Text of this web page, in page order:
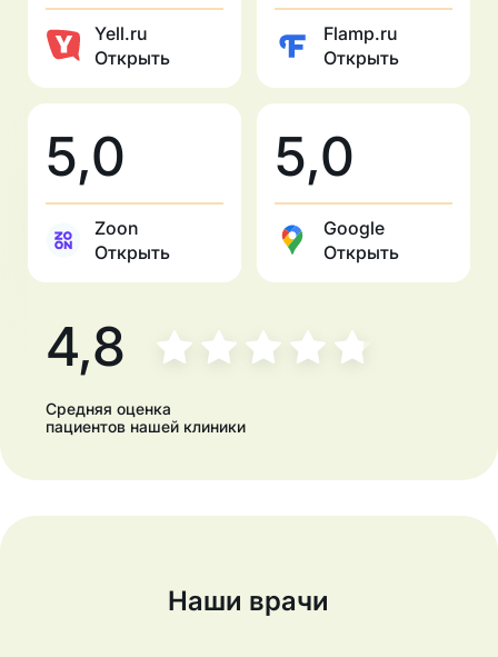
Yell.ru
Открыть
Flamp.ru
Открыть
5,0
Zoon
Открыть
5,0
Google
Открыть
4,8
Средняя оценка
пациентов нашей клиники
Наши врачи